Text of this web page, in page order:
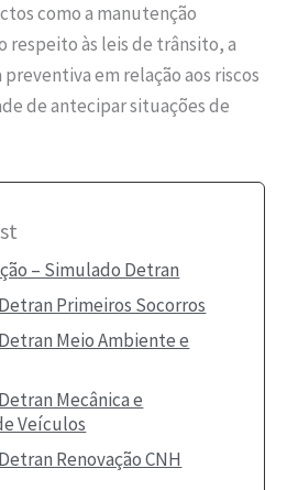
como a manutenção
respeito às leis de trânsito, a
em relação aos riscos
de antecipar situações de
– Simulado Detran
Primeiros Socorros
Meio Ambiente e
Mecânica e
Veículos
Renovação CNH